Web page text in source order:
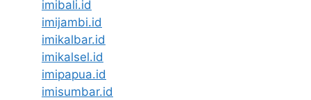
imibali.id
imijambi.id
imikalbar.id
imikalsel.id
imipapua.id
imisumbar.id